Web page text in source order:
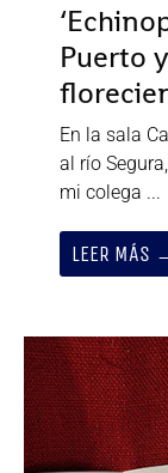
Puerto
En la sala
al río
mi colega ...
LEER MÁS